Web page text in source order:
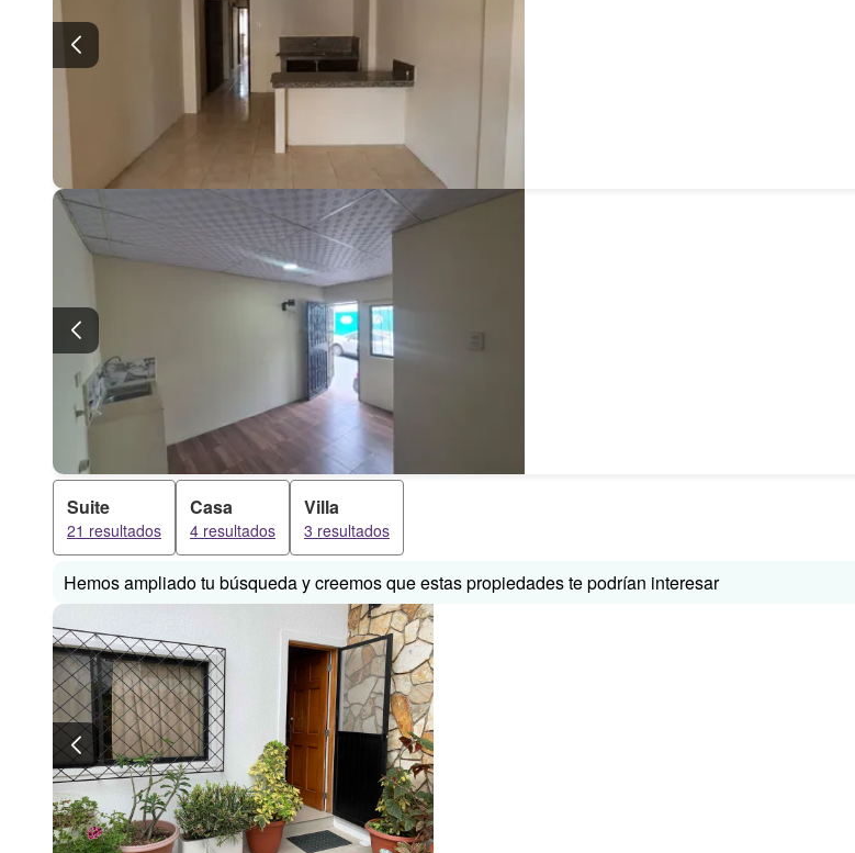
Suite
21 resultados
Casa
4 resultados
Villa
3 resultados
Hemos ampliado tu búsqueda y creemos que estas propiedades te podrían interesar